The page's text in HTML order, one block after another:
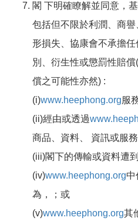
閣 下明確瞭解並同意，
包括但不限於利潤、商
形損失、協康會不承擔
別、衍生性或懲罰性賠
償之可能性亦然) :
(i)www.heephong.org服
(ii)經由或透過
商品、資料、 資訊或服
(iii)閣下的傳輸或資料遭
(iv)www.heephong.org中
為，；或
(v)www.heephong.org其